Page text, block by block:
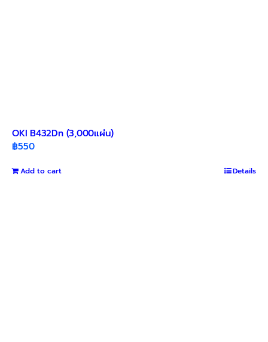
OKI B432Dn (3,000แผ่น)
฿550
Add to cart Details